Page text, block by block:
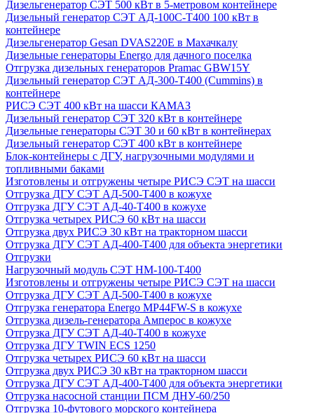
Дизельгенератор СЭТ 500 кВт в 5-метровом контейнере
Дизельный генератор СЭТ АД-100С-Т400 100 кВт в
контейнере
Дизельгенератор Gesan DVAS220E в Махачкалу
Дизельные генераторы Energo для дачного поселка
Отгрузка дизельных генераторов Pramac GВW15Y
Дизельный генератор СЭТ АД-300-Т400 (Cummins) в
контейнере
РИСЭ СЭТ 400 кВт на шасси КАМАЗ
Дизельный генератор СЭТ 320 кВт в контейнере
Дизельные генераторы СЭТ 30 и 60 кВт в контейнерах
Дизельный генератор СЭТ 400 кВт в контейнере
Блок-контейнеры с ДГУ, нагрузочными модулями и
топливными баками
Изготовлены и отгружены четыре РИСЭ СЭТ на шасси
Отгрузка ДГУ СЭТ АД-500-Т400 в кожухе
Отгрузка ДГУ СЭТ АД-40-Т400 в кожухе
Отгрузка четырех РИСЭ 60 кВт на шасси
Отгрузка двух РИСЭ 30 кВт на тракторном шасси
Отгрузка ДГУ СЭТ АД-400-Т400 для объекта энергетики
Отгрузки
Нагрузочный модуль СЭТ НМ-100-Т400
Изготовлены и отгружены четыре РИСЭ СЭТ на шасси
Отгрузка ДГУ СЭТ АД-500-Т400 в кожухе
Отгрузка генератора Energo MP44FW-S в кожухе
Отгрузка дизель-генератора Амперос в кожухе
Отгрузка ДГУ СЭТ АД-40-Т400 в кожухе
Отгрузка ДГУ TWIN ECS 1250
Отгрузка четырех РИСЭ 60 кВт на шасси
Отгрузка двух РИСЭ 30 кВт на тракторном шасси
Отгрузка ДГУ СЭТ АД-400-Т400 для объекта энергетики
Отгрузка насосной станции ПСМ ДНУ-60/250
Отгрузка 10-футового морского контейнера